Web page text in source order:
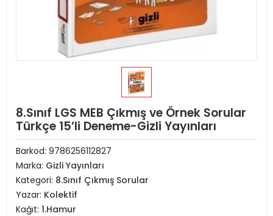
8.Sınıf LGS MEB Çıkmış ve Örnek Sorular
Türkçe 15’li Deneme-Gizli Yayınları
Barkod: 9786256112827
Marka: Gizli Yayınları
Kategori: 8.Sınıf Çıkmış Sorular
Yazar: Kolektif
Kağıt: 1.Hamur